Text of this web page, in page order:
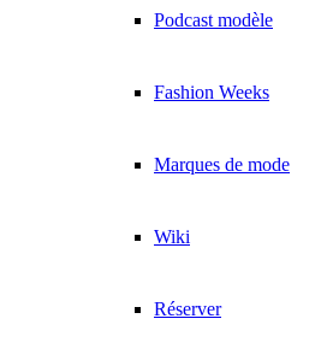
Podcast modèle
Fashion Weeks
Marques de mode
Wiki
Réserver